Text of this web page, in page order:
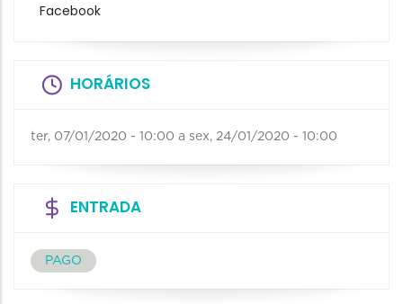
Facebook
HORÁRIOS
ter, 07/01/2020 - 10:00 a sex, 24/01/2020 - 10:00
ENTRADA
PAGO